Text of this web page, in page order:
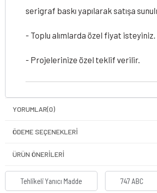
serigraf baskı yapılarak satışa
- Toplu alımlarda özel fiyat isteyiniz.
- Projelerinize özel teklif verilir.
YORUMLAR(0)
ÖDEME SEÇENEKLERI
ÜRÜN ÖNERILERI
Tehlikeli Yanıcı Madde 747 ABC